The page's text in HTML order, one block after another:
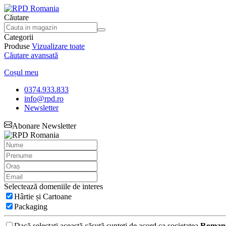
Căutare
Categorii
Produse Vizualizare toate
Căutare avansată
Coșul meu
0374.933.833
info@rpd.ro
Newsletter
Abonare Newsletter
Selectează domeniile de interes
Hârtie și Cartoane
Packaging